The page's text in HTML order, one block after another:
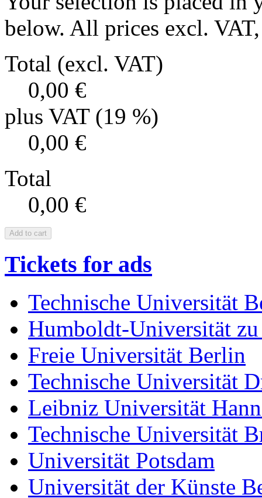
below. All prices excl.
Total (excl. VAT)
0,00 €
plus VAT (19 %)
0,00 €
Total
0,00 €
Add to cart
Tickets for ads
Technische Universität
Humboldt-Universität
Freie Universität Berlin
Technische Universität
Leibniz Universität
Technische Universität
Universität Potsdam
Universität der Künste